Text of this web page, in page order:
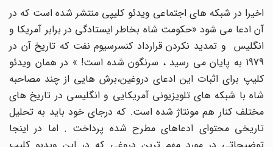
اخیرا در شبکه های اجتماعی ویدئو کلیپی منتشر شده است که در
آن ادعا می شود «حکومت شاه بخاطر ایستادگی در برابر آمریکا و
انگلیس و تمدید نکردن قرارداد کنسرسیوم نفت که تاریخ آن در
1979 به پایان می رسید ، سرنگون شده است! » در همان ویدئو
کلیپ برای اثبات این ادعای دروغین،برش هایی از چند مصاحبه
شاه با شبکه های تلویزیونی آمریکایی و انگلیسی در تاریخ های
مختلف کنار هم مونتاژ شده است. که درجای خود باید به تحلیل
تاریخی محتوای ادعاهای مطرح شده پرداخت . اما در اینجا